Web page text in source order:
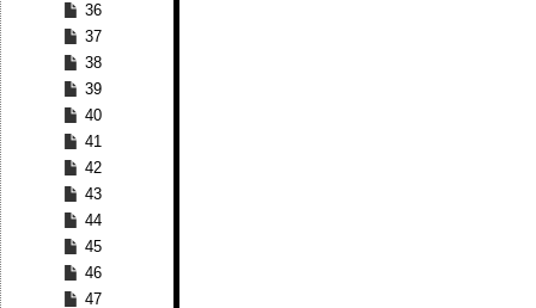
36
37
38
39
40
41
42
43
44
45
46
47